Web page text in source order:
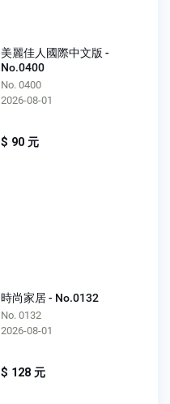
美麗佳人國際中文版 -
No.0400
No. 0400
2026-08-01
$ 90 元
時尚家居 - No.0132
No. 0132
2026-08-01
$ 128 元